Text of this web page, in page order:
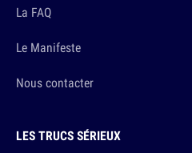
La FAQ
Le Manifeste
Nous contacter
LES TRUCS SÉRIEUX